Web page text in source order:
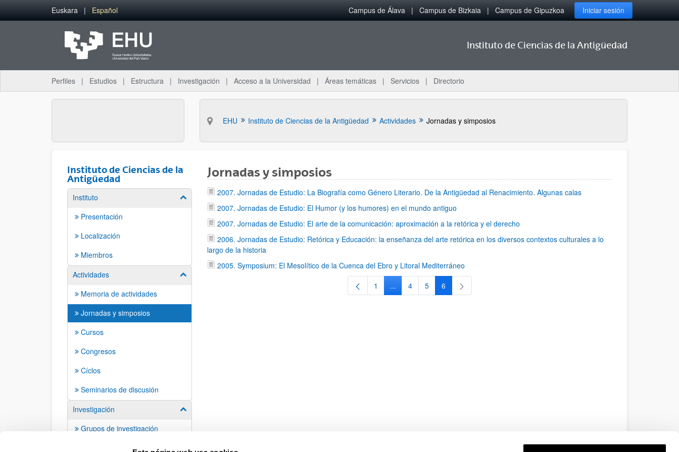
Saltar al contenido principal
Euskara Español Campus de Álava Campus de Bizkaia Campus de Gipuzkoa Iniciar sesión
Instituto de Ciencias de la Antigüedad
Perfiles Estudios Estructura Investigación Acceso a la Universidad Áreas temáticas Servicios Directorio
EHU Instituto de Ciencias de la Antigüedad Actividades Jornadas y simposios
Instituto de Ciencias de la
Antigüedad
Instituto Mostrar/ocultar subpáginas
Presentación
Localización
Miembros
Actividades
Mostrar/ocultar subpáginas
Memoria de actividades
Jornadas y simposios
Cursos
Congresos
Cíclos
Seminarios de discusión
Investigación
Mostrar/ocultar subpáginas
Grupos de investigación
Grupos de trabajo
Jornadas y simposios
2007. Jornadas de Estudio: La Biografía como Género Literario. De la Antigüedad al Renacimiento. Algunas calas
2007. Jornadas de Estudio: El Humor (y los humores) en el mundo antiguo
2007. Jornadas de Estudio: El arte de la comunicación: aproximación a la retórica y el derecho
2006. Jornadas de Estudio: Retórica y Educación: la enseñanza del arte retórica en los diversos contextos culturales a lo
largo de la historia
2005. Symposium: El Mesolítico de la Cuenca del Ebro y Litoral Mediterráneo
Página
1 ...Páginas intermedias Use TAB para desplazarse.
Página
4 Página
5 Página
6